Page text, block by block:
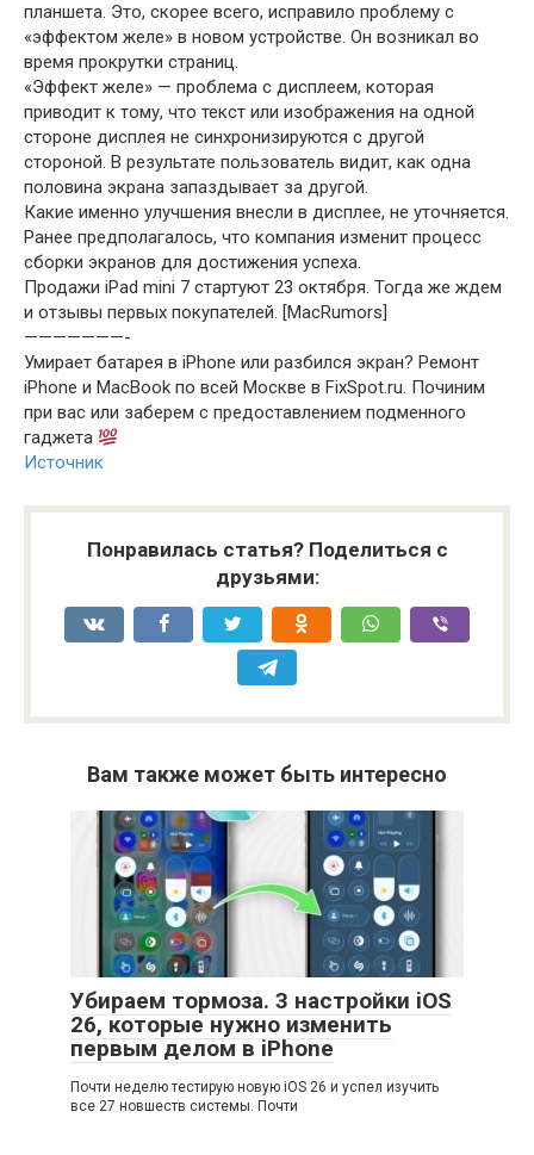
планшета. Это, скорее всего, исправило проблему с
«эффектом желе» в новом устройстве. Он возникал во
время прокрутки страниц.
«Эффект желе» — проблема с дисплеем, которая
приводит к тому, что текст или изображения на одной
стороне дисплея не синхронизируются с другой
стороной. В результате пользователь видит, как одна
половина экрана запаздывает за другой.
Какие именно улучшения внесли в дисплее, не уточняется.
Ранее предполагалось, что компания изменит процесс
сборки экранов для достижения успеха.
Продажи iPad mini 7 стартуют 23 октября. Тогда же ждем
и отзывы первых покупателей. [MacRumors]
———————-
Умирает батарея в iPhone или разбился экран? Ремонт
iPhone и MacBook по всей Москве в FixSpot.ru. Починим
при вас или заберем c предоставлением подменного
гаджета
Источник
Понравилась статья? Поделиться с
друзьями:
Вам также может быть интересно
Убираем тормоза. 3 настройки iOS
26, которые нужно изменить
первым делом в iPhone
Почти неделю тестирую новую iOS 26 и успел изучить
все 27 новшеств системы. Почти